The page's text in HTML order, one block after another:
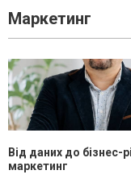
Маркетинг
Від даних до бізнес-
маркетинг